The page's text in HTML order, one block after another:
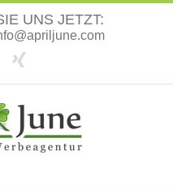
UNS JETZT: